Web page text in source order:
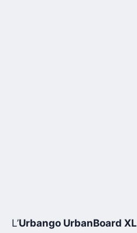
L’Urbango UrbanBoard XL